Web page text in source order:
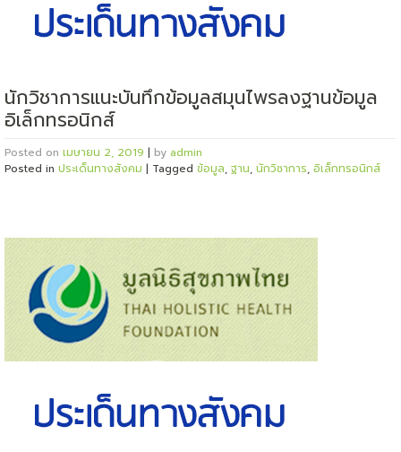
นักวิชาการแนะบันทึกข้อมูลสมุนไพรลงฐานข้อมูล
อิเล็กทรอนิกส์
Posted on เมษายน 2, 2019 | by admin
Posted in ประเด็นทางสังคม | Tagged ข้อมูล, ฐาน, นักวิชาการ, อิเล็กทรอนิกส์